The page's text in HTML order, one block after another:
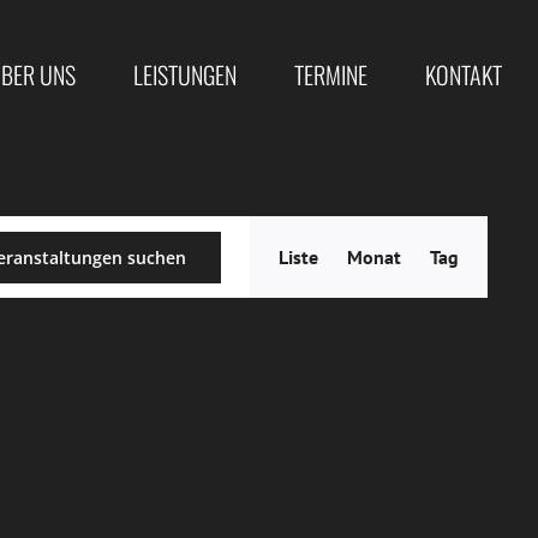
UNS LEISTUNGEN TERMINE KONTAKT
suchen Liste Monat Tag